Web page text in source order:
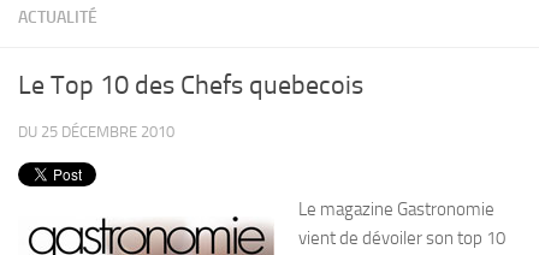
ACTUALITÉ
PORTRAITS
PRODUITS
RECETTES
ACTUALITÉ
Le Top 10 des Chefs quebecois
DU 25 DÉCEMBRE 2010
Le magazine Gastronomie
vient de dévoiler son top 10